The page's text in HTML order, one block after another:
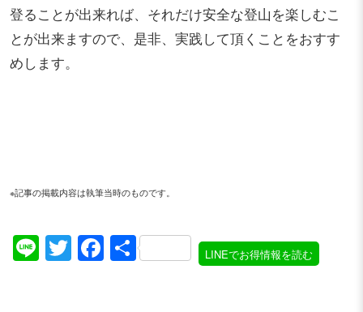
登ることが出来れば、それだけ安全な登山を楽しむこ
とが出来ますので、是非、実践して頂くことをおすす
めします。
※記事の掲載内容は執筆当時のものです。
LineTwitter
Facebook
共
有
LINEでお得情報を読む